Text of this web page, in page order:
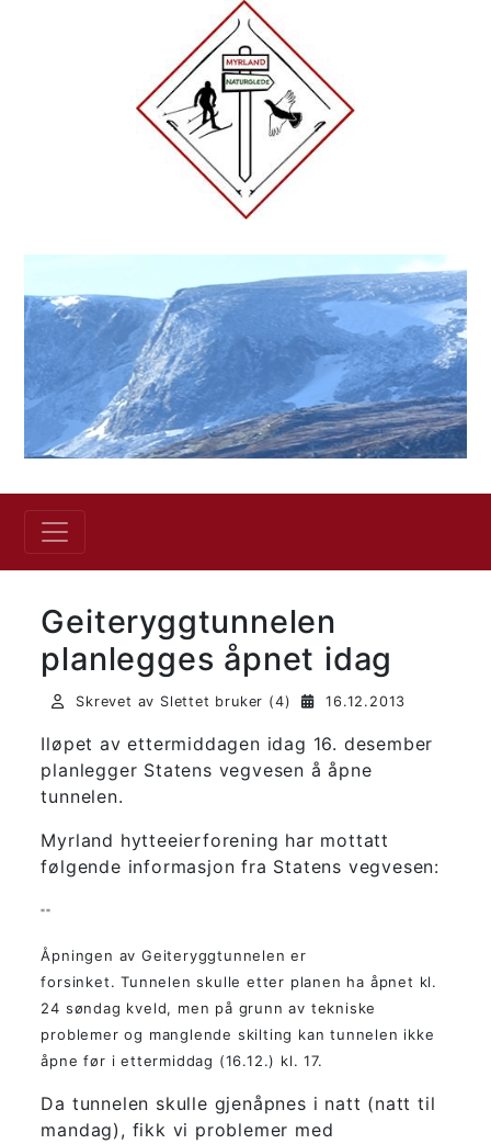
Geiteryggtunnelen
planlegges åpnet idag
Skrevet av Slettet bruker (4) 16.12.2013
Iløpet av ettermiddagen idag 16. desember
planlegger Statens vegvesen å åpne
tunnelen.
Myrland hytteeierforening har mottatt
følgende informasjon fra Statens vegvesen:
""
Åpningen av Geiteryggtunnelen er
forsinket. Tunnelen skulle etter planen ha åpnet kl.
24 søndag kveld, men på grunn av tekniske
problemer og manglende skilting kan tunnelen ikke
åpne før i ettermiddag (16.12.) kl. 17.
Da tunnelen skulle gjenåpnes i natt (natt til
mandag), fikk vi problemer med